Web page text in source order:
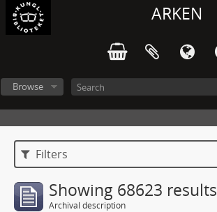
ARKEN
Browse
Filters
Showing 68623 results
Archival description